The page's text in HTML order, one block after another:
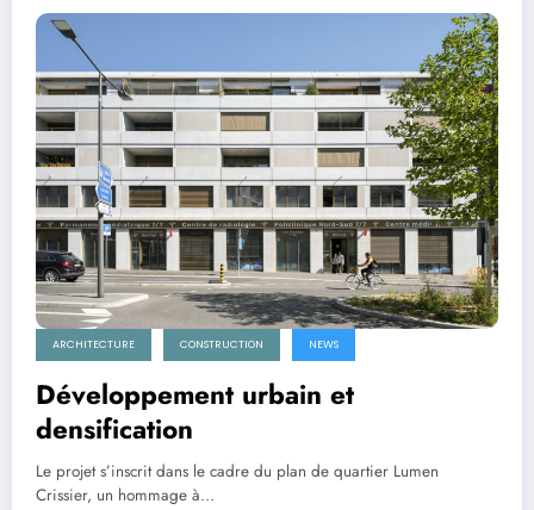
ARCHITECTURE CONSTRUCTION NEWS
Développement urbain et
densification
Le projet s’inscrit dans le cadre du plan de quartier Lumen
Crissier, un hommage à…